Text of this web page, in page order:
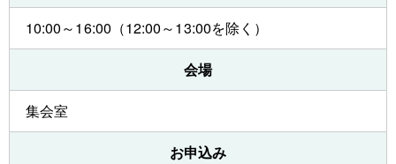
10:00～16:00（12:00～13:00を除く）
会場
集会室
お申込み